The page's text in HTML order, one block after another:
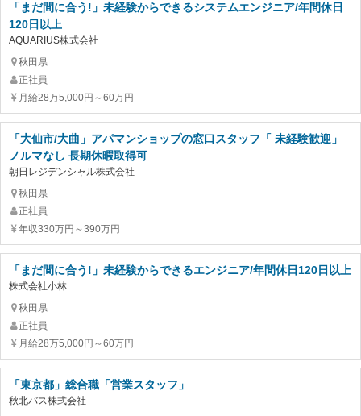
「まだ間に合う!」未経験からできるシステムエンジニア/年間休日
120日以上
AQUARIUS株式会社
秋田県
正社員
月給28万5,000円～60万円
「大仙市/大曲」アパマンショップの窓口スタッフ「 未経験歓迎」
ノルマなし 長期休暇取得可
朝日レジデンシャル株式会社
秋田県
正社員
年収330万円～390万円
「まだ間に合う!」未経験からできるエンジニア/年間休日120日以上
株式会社小林
秋田県
正社員
月給28万5,000円～60万円
「東京都」総合職「営業スタッフ」
秋北バス株式会社